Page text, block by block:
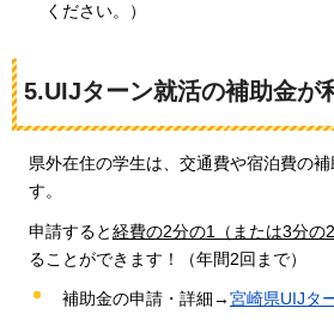
ください。）
5.UIJターン就活の補助金が
県外在住の学生は、交通費や宿泊費の
す。
申請すると経費の2分の1（または3分の
ることができます！（年間2回まで）
補助金の申請・詳細→宮崎県UIJタ